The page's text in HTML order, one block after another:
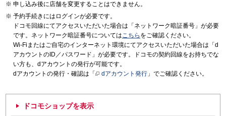
申し込み後に店舗を変更することはできません。
予約手続きにはログインが必要です。
ドコモ回線にてアクセスいただいた場合は「ネットワーク暗証番号」が必要
です。ネットワーク暗証番号についてはこちら をご確認ください。
Wi-Fiまたはご自宅のインターネット環境にてアクセスいただいた場合は「d
アカウントのID／パスワード」が必要です。ドコモの契約回線をお持ちでな
い方も、dアカウントの発行が可能です。
dアカウントの発行・確認は「
dアカウント発行 」でご確認ください。
ドコモショップを表示